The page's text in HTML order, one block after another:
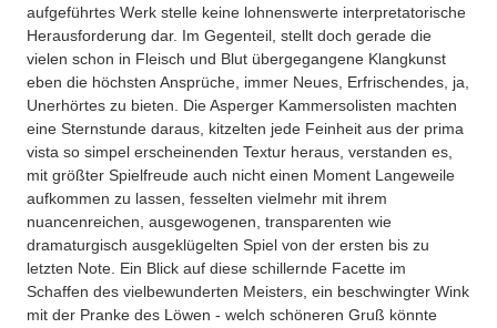
aufgeführtes Werk stelle keine lohnenswerte interpretatorische
Herausforderung dar. Im Gegenteil, stellt doch gerade die
vielen schon in Fleisch und Blut übergegangene Klangkunst
eben die höchsten Ansprüche, immer Neues, Erfrischendes, ja,
Unerhörtes zu bieten. Die Asperger Kammersolisten machten
eine Sternstunde daraus, kitzelten jede Feinheit aus der prima
vista so simpel erscheinenden Textur heraus, verstanden es,
mit größter Spielfreude auch nicht einen Moment Langeweile
aufkommen zu lassen, fesselten vielmehr mit ihrem
nuancenreichen, ausgewogenen, transparenten wie
dramaturgisch ausgeklügelten Spiel von der ersten bis zu
letzten Note. Ein Blick auf diese schillernde Facette im
Schaffen des vielbewunderten Meisters, ein beschwingter Wink
mit der Pranke des Löwen - welch schöneren Gruß könnte